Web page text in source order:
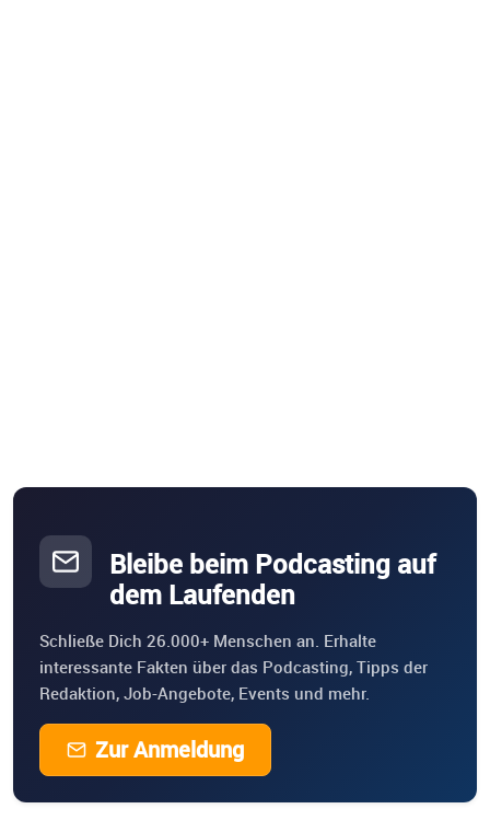
Bleibe beim Podcasting auf
dem Laufenden
Schließe Dich 26.000+ Menschen an. Erhalte
interessante Fakten über das Podcasting, Tipps der
Redaktion, Job-Angebote, Events und mehr.
Zur Anmeldung